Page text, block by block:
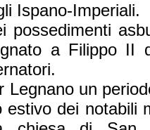
Ispano-Imperiali.
possedimenti
a Filippo II
Legnano un
estivo dei notabili